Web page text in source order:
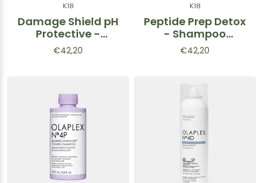
K18
Damage Shield pH
Protective -
Shampoo
€42,20
K18
Peptide Prep Detox
- Shampoo
detossinante
€42,20